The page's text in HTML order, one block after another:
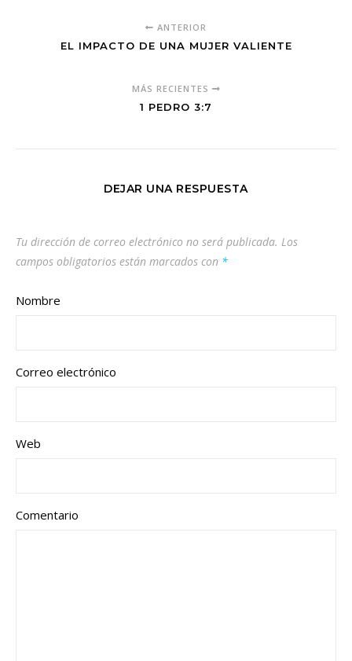
ANTERIOR
EL IMPACTO DE UNA MUJER VALIENTE
MÁS RECIENTES
1 PEDRO 3:7
DEJAR UNA RESPUESTA
Tu dirección de correo electrónico no será publicada. Los
campos obligatorios están marcados con *
Nombre
Correo electrónico
Web
Comentario